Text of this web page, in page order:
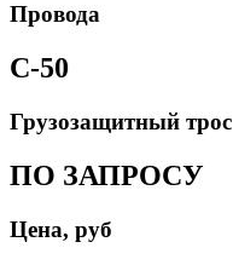
Провода
С-50
Грузозащитный трос
ПО ЗАПРОСУ
Цена, руб